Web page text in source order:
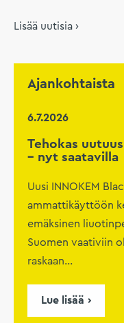
Lisää uutisia ›
Ajankohtaista
6.7.2026
Tehokas
– nyt saatavilla
Uusi INNOKEM
ammattikäyttöön
emäksinen
Suomen vaativiin
raskaan...
Lue lisää